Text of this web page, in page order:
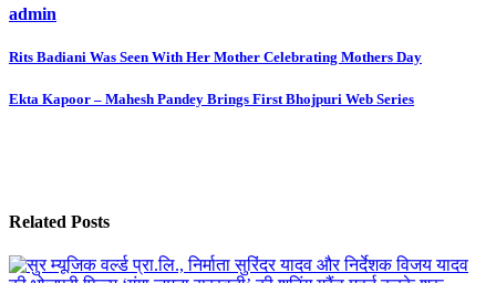
admin
Post
navigation
Rits Badiani Was Seen With Her Mother Celebrating Mothers Day
Ekta Kapoor – Mahesh Pandey Brings First Bhojpuri Web Series
Related Posts